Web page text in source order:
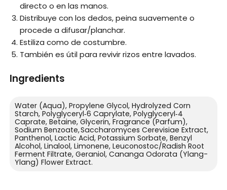
directo o en las manos.
Distribuye con los dedos, peina suavemente o
procede a difusar/planchar.
Estiliza como de costumbre.
También es útil para revivir rizos entre lavados.
Ingredients
Water (Aqua), Propylene Glycol, Hydrolyzed Corn
Starch, Polyglyceryl‑6 Caprylate, Polyglyceryl‑4
Caprate, Betaine, Glycerin, Fragrance (Parfum),
Sodium Benzoate, Saccharomyces Cerevisiae Extract,
Panthenol, Lactic Acid, Potassium Sorbate, Benzyl
Alcohol, Linalool, Limonene, Leuconostoc/Radish Root
Ferment Filtrate, Geraniol, Cananga Odorata (Ylang-
Ylang) Flower Extract.